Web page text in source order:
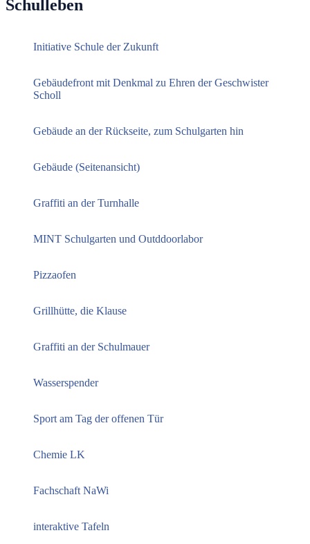
Schulleben
Initiative Schule der Zukunft
Gebäudefront mit Denkmal zu Ehren der Geschwister
Scholl
Gebäude an der Rückseite, zum Schulgarten hin
Gebäude (Seitenansicht)
Graffiti an der Turnhalle
MINT Schulgarten und Outddoorlabor
Pizzaofen
Grillhütte, die Klause
Graffiti an der Schulmauer
Wasserspender
Sport am Tag der offenen Tür
Chemie LK
Fachschaft NaWi
interaktive Tafeln